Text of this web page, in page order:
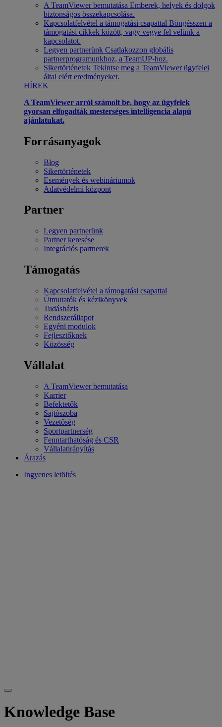
A TeamViewer bemutatása Emberek, helyek és dolgok
biztonságos összekapcsolása.
Kapcsolatfelvétel a támogatási csapattal Böngésszen a
támogatási cikkek között, vagy vegye fel velünk a
kapcsolatot.
Legyen partnerünk Csatlakozzon globális
partnerprogramunkhoz, a TeamUP-hoz.
Sikertörténetek Tekintse meg a TeamViewer ügyfelei
által elért eredményeket.
HÍREK
A TeamViewer arról számolt be, hogy az ügyfelek
gyorsan elfogadták mesterséges intelligencia alapú
ajánlatukat.
Forrásanyagok
Blog
Sikertörténetek
Események és webináriumok
Adatvédelmi központ
Partner
Legyen partnerünk
Partner keresése
Integrációs partnerek
Támogatás
Kapcsolatfelvétel a támogatási csapattal
Útmutatók és kézikönyvek
Tudásbázis
Rendszerállapot
Egyéni modulok
Fejlesztőknek
Közösség
Vállalat
A TeamViewer bemutatása
Karrier
Befektetők
Sajtószoba
Vezetőség
Sportpartnerség
Fenntarthatóság és CSR
Vállalatirányítás
Árazás
Ingyenes letöltés
Knowledge Base